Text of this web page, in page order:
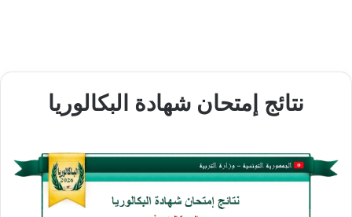
نتائج إمتحان شهادة البكالوريا